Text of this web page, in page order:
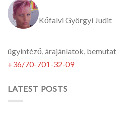
Kőfalvi Györgyi Judit
ügyintéző, árajánlatok,
+36/70-701-32-09
LATEST POSTS